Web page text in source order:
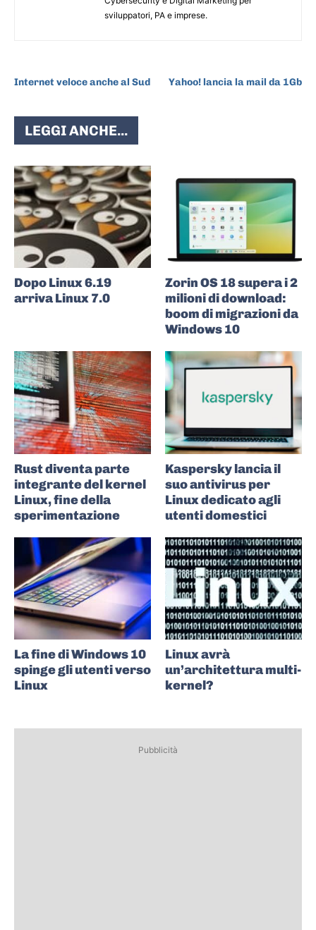
sviluppatori, PA e imprese.
Internet veloce anche al Sud
Yahoo! lancia la mail da 1Gb
LEGGI ANCHE...
Dopo Linux 6.19
arriva Linux 7.0
Zorin OS 18 supera i 2
milioni di download:
boom di migrazioni da
Windows 10
Rust diventa parte
integrante del kernel
Linux, fine della
sperimentazione
Kaspersky lancia il
suo antivirus per
Linux dedicato agli
utenti domestici
La fine di Windows 10
spinge gli utenti verso
Linux
Linux avrà
un’architettura multi-
kernel?
Pubblicità